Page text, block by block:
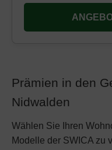
Prämien in den
Nidwalden
Wählen Sie Ihren
Modelle der SWICA zu